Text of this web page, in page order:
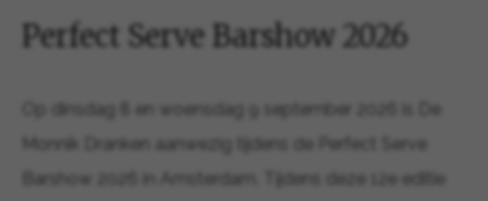
Perfect Serve Barshow 2026
Op dinsdag 8 en woensdag 9 september 2026 is De
Monnik Dranken aanwezig tijdens de Perfect Serve
Barshow 2026 in Amsterdam. Tijdens deze 12e editie